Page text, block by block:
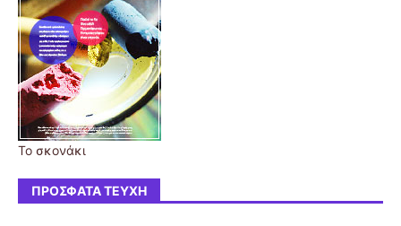
Το σκονάκι
ΠΡΌΣΦΑΤΑ ΤΕΎΧΗ